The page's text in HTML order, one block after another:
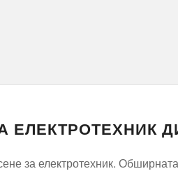
ЕЛЕКТРОТЕХНИК
за електротехник.